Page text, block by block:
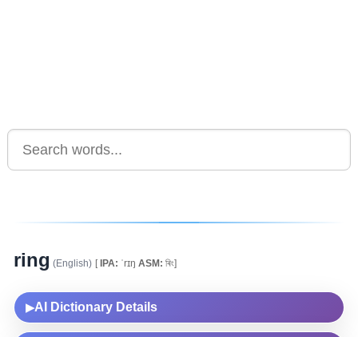
ring (English) [IPA: ˈrɪŋ ASM: ৰিং]
▶AI Dictionary Details